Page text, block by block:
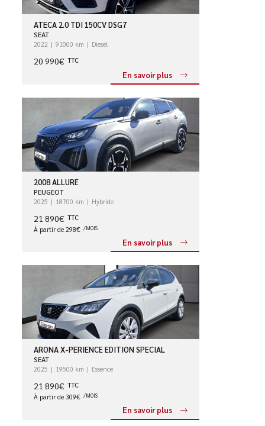
ATECA 2.0 TDI 150CV DSG7
SEAT
2022 91000 km Diesel
20 990€ TTC
En savoir plus
2008 ALLURE
PEUGEOT
2025 18700 km Hybride
21 890€ TTC
À partir de 298€ /MOIS
En savoir plus
ARONA X-PERIENCE EDITION SPECIAL
SEAT
2025 19500 km Essence
21 890€ TTC
À partir de 309€ /MOIS
En savoir plus